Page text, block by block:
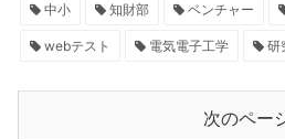
中小 知財部 ベンチャー
webテスト 電気電子工学 研
次のペー